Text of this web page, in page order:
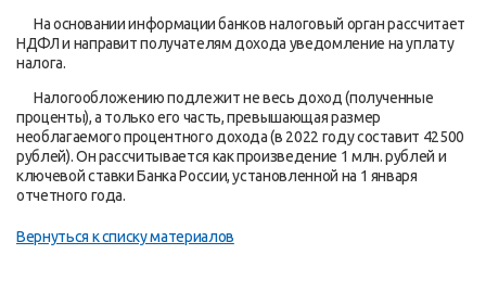
На основании информации банков налоговый орган рассчитает
НДФЛ и направит получателям дохода уведомление на уплату
налога.
Налогообложению подлежит не весь доход (полученные
проценты), а только его часть, превышающая размер
необлагаемого процентного дохода (в 2022 году составит 42500
рублей). Он рассчитывается как произведение 1 млн. рублей и
ключевой ставки Банка России, установленной на 1 января
отчетного года.
Вернуться к списку материалов